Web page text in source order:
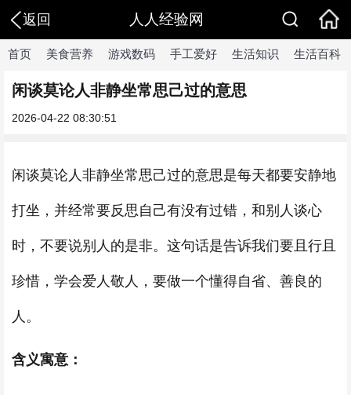
返回 人人经验网
首页 美食营养 游戏数码 手工爱好 生活知识 生活百科
闲谈莫论人非静坐常思己过的意思
2026-04-22 08:30:51
闲谈莫论人非静坐常思己过的意思是每天都要安静地
打坐，并经常要反思自己有没有过错，和别人谈心
时，不要说别人的是非。这句话是告诉我们要且行且
珍惜，学会爱人敬人，要做一个懂得自省、善良的
人。
含义寓意：